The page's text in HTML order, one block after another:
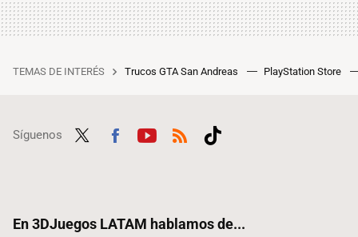
TEMAS DE INTERÉS Trucos GTA San Andreas PlayStation Store
Síguenos
En 3DJuegos LATAM hablamos de...